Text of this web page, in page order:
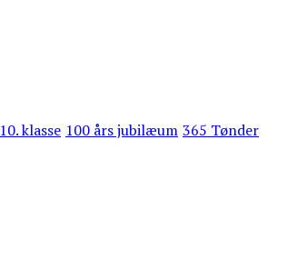
10. klasse 100 års jubilæum 365 Tønder